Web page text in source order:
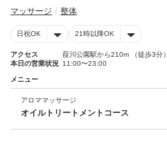
マッサージ 整体
日祝OK 21時以降OK
アクセス
葭川公園駅から210m （徒歩3分）
本日の営業状況 11:00〜23:00
メニュー
アロママッサージ
オイルトリートメントコース